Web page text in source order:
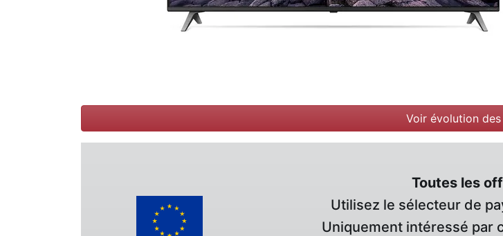
Voir évolution
Toutes les
Utilisez le sélecteur de
Uniquement intéressé par